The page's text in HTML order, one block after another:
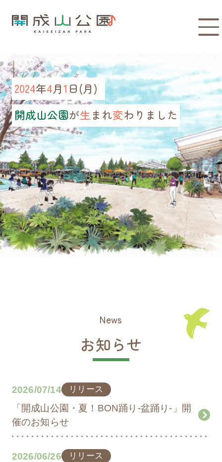
2024年4月1 日(月)
開成山公園が生まれ変わりました
News
お知らせ
2026/07/14 リリース
「開成山公園・夏！BON踊り-盆踊り-」開
催のお知らせ
2026/06/26 リリース